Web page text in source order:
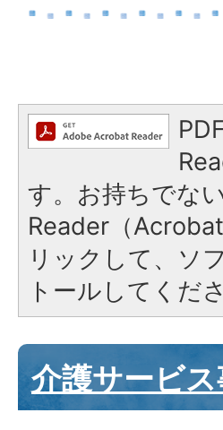
す。お持ちでな
Reader（
リックして、ソ
トールしてくだ
介護サービ